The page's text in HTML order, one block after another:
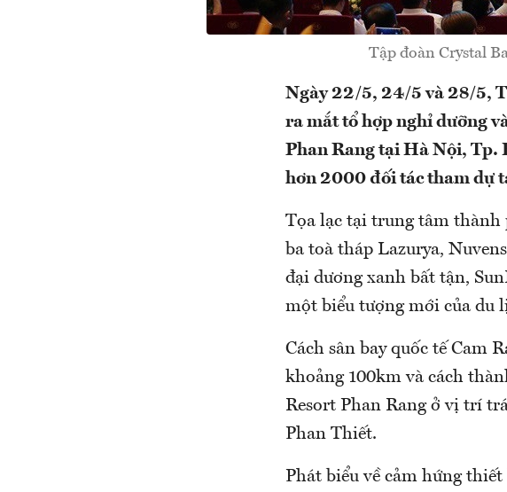
Tập đoàn Crystal
Ngày 22/5, 24/5 và 28/5,
ra mắt tổ hợp nghỉ dưỡng
Phan Rang tại Hà Nội, Tp.
hơn 2000 đối tác tham dự
Tọa lạc tại trung tâm thành
ba toà tháp Lazurya,
đại dương xanh bất tận,
một biểu tượng mới của du
Cách sân bay quốc tế Cam
khoảng 100km và cách
Resort Phan Rang ở vị trí
Phan Thiết.
Phát biểu về cảm hứng